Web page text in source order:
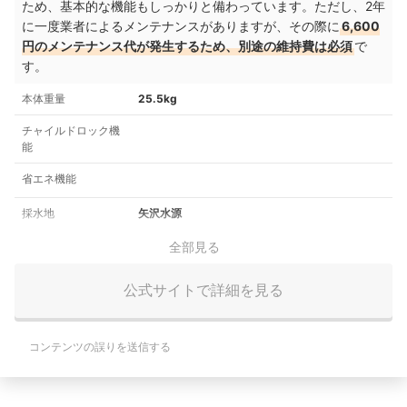
ため、基本的な機能もしっかりと備わっています。 ただし、2年
に一度業者によるメンテナンスがありますが、その際に 6,600
円のメンテナンス代が発生するため、別途の維持費は必須で
す。
本体重量 25.5kg
チャイルドロック機
能
省エネ機能
採水地 矢沢水源
全部見る
公式サイトで詳細を見る
コンテンツの誤りを送信する